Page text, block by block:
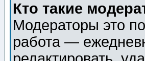
Кто такие
Модераторы это
работа —